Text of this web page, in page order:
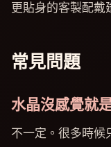
更貼身的客製配戴
常見問題
水晶沒感覺就
不一定。很多時候